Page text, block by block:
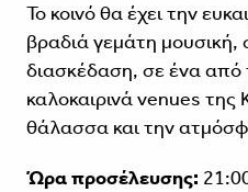
Το κοινό θα έχει την
βραδιά γεμάτη μουσική,
διασκέδαση, σε ένα από
καλοκαιρινά venues
θάλασσα και την
Ώρα προσέλευσης: